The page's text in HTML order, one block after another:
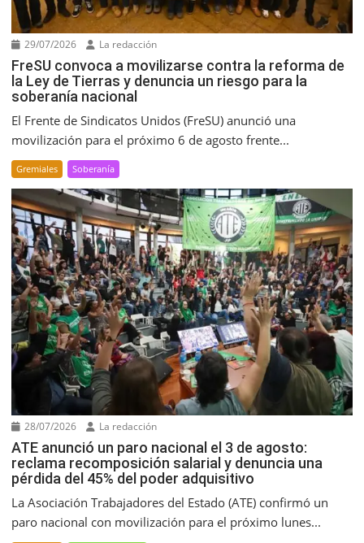
29/07/2026 La redacción
FreSU convoca a movilizarse contra la reforma de
la Ley de Tierras y denuncia un riesgo para la
soberanía nacional
El Frente de Sindicatos Unidos (FreSU) anunció una
movilización para el próximo 6 de agosto frente...
Gremiales Soberanía
28/07/2026 La redacción
ATE anunció un paro nacional el 3 de agosto:
reclama recomposición salarial y denuncia una
pérdida del 45% del poder adquisitivo
La Asociación Trabajadores del Estado (ATE) confirmó un
paro nacional con movilización para el próximo lunes...